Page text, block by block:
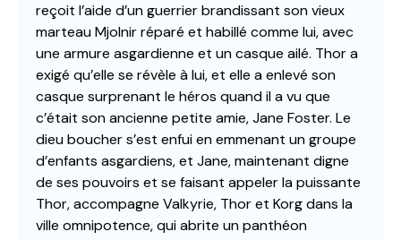
reçoit l’aide d’un guerrier brandissant son vieux
marteau Mjolnir réparé et habillé comme lui, avec
une armure asgardienne et un casque ailé. Thor a
exigé qu’elle se révèle à lui, et elle a enlevé son
casque surprenant le héros quand il a vu que
c’était son ancienne petite amie, Jane Foster. Le
dieu boucher s’est enfui en emmenant un groupe
d’enfants asgardiens, et Jane, maintenant digne
de ses pouvoirs et se faisant appeler la puissante
Thor, accompagne Valkyrie, Thor et Korg dans la
ville omnipotence, qui abrite un panthéon